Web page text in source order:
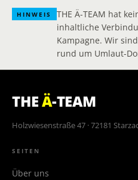
HINWEIS
THE Ä-TEAM hat
inhaltliche
Kampagne. Wir
rund um Umlaut-
THEÄ-TEAM
Holzwiesenstraße 47 · 72181
SEITEN
Über uns